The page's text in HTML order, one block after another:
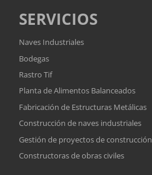
SERVICIOS
Naves Industriales
Bodegas
Rastro Tif
Planta de Alimentos Balanceados
Fabricación de Estructuras Metálicas
Construcción de naves industriales
Gestión de proyectos de construcción
Constructoras de obras civiles